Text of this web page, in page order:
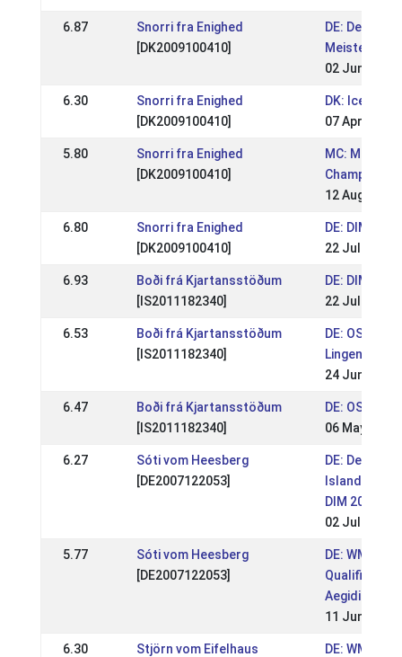
6.87
Snorri fra Enighed
[DK2009100410]
DE:
02 Jun 2019
6.30
Snorri fra Enighed
[DK2009100410]
DK:
07 Apr 2019
5.80
Snorri fra Enighed
[DK2009100410]
MC: Mid
12 Aug 2018
6.80
Snorri fra Enighed
[DK2009100410]
DE: DIM
22 Jul 2018
6.93
Boði frá Kjartansstöðum
[IS2011182340]
DE: DIM
22 Jul 2018
6.53
Boði frá Kjartansstöðum
[IS2011182340]
DE: OSI &
Lingen 2018
24 Jun 2018
6.47
Boði frá Kjartansstöðum
[IS2011182340]
DE: OSI
06 May 2018
6.27
Sóti vom Heesberg
[DE2007122053]
DE: Deutsche
DIM 2017
02 Jul 2017
5.77
Sóti vom Heesberg
[DE2007122053]
DE: WM
11 Jun 2017
6.30
Stjörn vom Eifelhaus
DE: WM